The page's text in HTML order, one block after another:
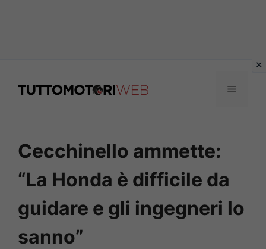
Menu
Cecchinello ammette:
“La Honda è difficile da
guidare e gli ingegneri lo
sanno”